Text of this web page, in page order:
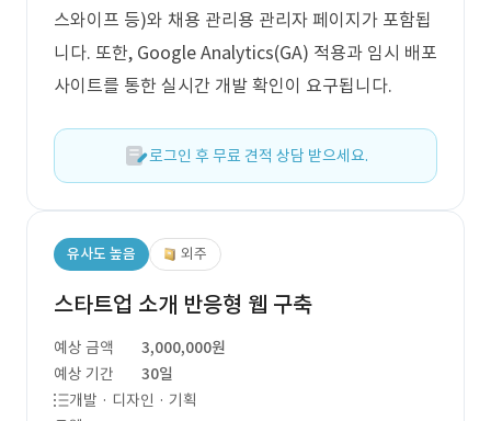
스와이프 등)와 채용 관리용 관리자 페이지가 포함됩
니다. 또한, Google Analytics(GA) 적용과 임시 배포
사이트를 통한 실시간 개발 확인이 요구됩니다.
로그인 후 무료 견적 상담 받으세요.
유사도 높음 외주
스타트업 소개 반응형 웹 구축
예상 금액
3,000,000원
예상 기간
30일
개발 · 디자인 · 기획